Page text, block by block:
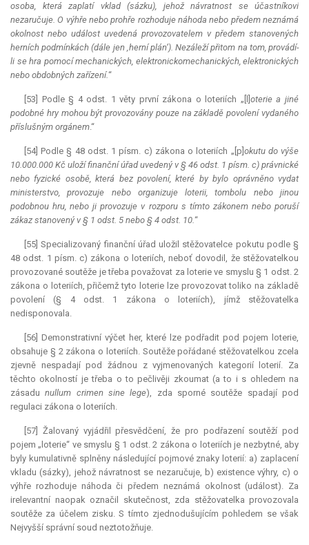
osoba, která zaplatí vklad (sázku), jehož návratnost se účastníkovi
nezaručuje. O výhře nebo prohře rozhoduje náhoda nebo předem neznámá
okolnost nebo událost uvedená provozovatelem v předem stanovených
herních podmínkách (dále jen ‚herní plán‘). Nezáleží přitom na tom, provádí-
li se hra pomocí mechanických, elektronickomechanických, elektronických
nebo obdobných zařízení.“
[53] Podle § 4 odst. 1 věty první zákona o loteriích „[l] oterie a jiné
podobné hry mohou být provozovány pouze na základě povolení vydaného
příslušným orgánem.“
[54] Podle § 48 odst. 1 písm. c) zákona o loteriích „[p] okutu do výše
10.000.000 Kč uloží finanční úřad uvedený v § 46 odst. 1 písm. c) právnické
nebo fyzické osobě, která bez povolení, které by bylo oprávněno vydat
ministerstvo, provozuje nebo organizuje loterii, tombolu nebo jinou
podobnou hru, nebo ji provozuje v rozporu s tímto zákonem nebo poruší
zákaz stanovený v § 1 odst. 5 nebo § 4 odst. 10.“
[55] Specializovaný finanční úřad uložil stěžovatelce pokutu podle §
48 odst. 1 písm. c) zákona o loteriích, neboť dovodil, že stěžovatelkou
provozované soutěže je třeba považovat za loterie ve smyslu § 1 odst. 2
zákona o loteriích, přičemž tyto loterie lze provozovat toliko na základě
povolení (§ 4 odst. 1 zákona o loteriích), jímž stěžovatelka
nedisponovala.
[56] Demonstrativní výčet her, které lze podřadit pod pojem loterie,
obsahuje § 2 zákona o loteriích. Soutěže pořádané stěžovatelkou zcela
zjevně nespadají pod žádnou z vyjmenovaných kategorií loterií. Za
těchto okolností je třeba o to pečlivěji zkoumat (a to i s ohledem na
zásadunullum crimen sine lege), zda sporné soutěže spadají pod
regulaci zákona o loteriích.
[57] Žalovaný vyjádřil přesvědčení, že pro podřazení soutěží pod
pojem „loterie“ ve smyslu § 1 odst. 2 zákona o loteriích je nezbytné, aby
byly kumulativně splněny následující pojmové znaky loterií: a) zaplacení
vkladu (sázky), jehož návratnost se nezaručuje, b) existence výhry, c) o
výhře rozhoduje náhoda či předem neznámá okolnost (událost). Za
irelevantní naopak označil skutečnost, zda stěžovatelka provozovala
soutěže za účelem zisku. S tímto zjednodušujícím pohledem se však
Nejvyšší správní soud neztotožňuje.